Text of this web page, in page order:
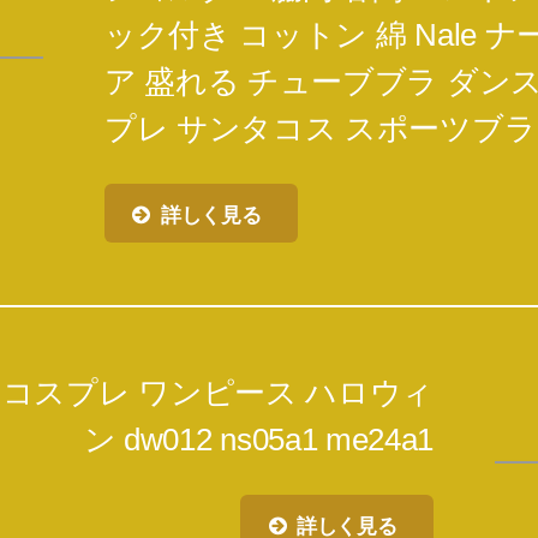
ック付き コットン 綿 Nale ナ
ア 盛れる チューブブラ ダン
プレ サンタコス スポーツブラ
詳しく見る
スプレ ワンピース ハロウィ
ン dw012 ns05a1 me24a1
詳しく見る